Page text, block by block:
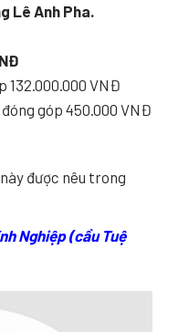
Lê Anh Pha.
132.000.000 VNĐ
góp 450.000 VNĐ
được nêu trong
Nghiệp (cầu Tuệ